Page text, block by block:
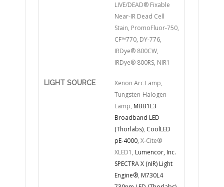
LIVE/DEAD® Fixable
Near-IR Dead Cell
Stain, PromoFluor-750,
CF™770, DY-776,
IRDye® 800CW,
IRDye® 800RS, NIR1
LIGHT SOURCE
Xenon Arc Lamp,
Tungsten-Halogen
Lamp, MBB1L3
Broadband LED
(Thorlabs), CoolLED
pE-4000, X-Cite®
XLED1, Lumencor, Inc.
SPECTRA X (nIR) Light
Engine®, M730L4